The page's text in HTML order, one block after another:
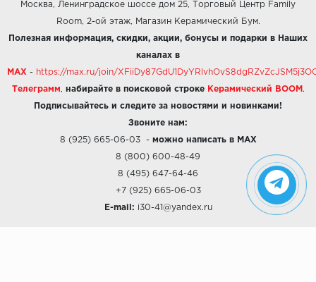
Москва, Ленинградское шоссе дом 25, Торговый Центр Family
Room, 2-ой этаж, Магазин Керамический Бум.
Полезная информация, скидки, акции, бонусы и подарки в Наших
каналах в
MAX - https://max.ru/join/
Телеграмм набирайте в поисковой строке Керамический BOOM .
Подписывайтесь и следите за новостями и новинками!
Звоните нам:
8 (925) 665-06-03- можно написать в MAX
8 (800) 600-48-49
8 (495) 647-64-46
+7 (925) 665-06-03
E-mail: i30-41@yandex.ru